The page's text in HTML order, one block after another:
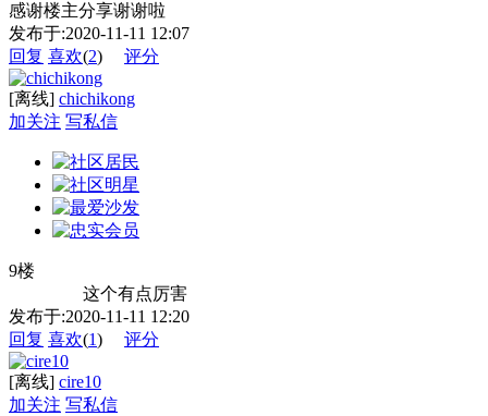
感谢楼主分享谢谢啦
发布于:2020-11-11 12:07
回复 喜欢(2) 评分
[离线] chichikong
加关注 写私信
9楼
这个有点厉害
发布于:2020-11-11 12:20
回复 喜欢(1) 评分
[离线] cire10
加关注 写私信